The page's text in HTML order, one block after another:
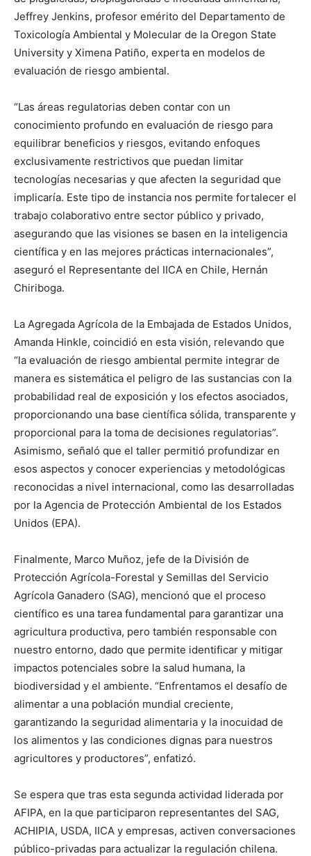
Jeffrey Jenkins, profesor emérito del Departamento de
Toxicología Ambiental y Molecular de la Oregon State
University y Ximena Patiño, experta en modelos de
evaluación de riesgo ambiental.
“Las áreas regulatorias deben contar con un
conocimiento profundo en evaluación de riesgo para
equilibrar beneficios y riesgos, evitando enfoques
exclusivamente restrictivos que puedan limitar
tecnologías necesarias y que afecten la seguridad que
implicaría. Este tipo de instancia nos permite fortalecer el
trabajo colaborativo entre sector público y privado,
asegurando que las visiones se basen en la inteligencia
científica y en las mejores prácticas internacionales”,
aseguró el Representante del IICA en Chile, Hernán
Chiriboga.
La Agregada Agrícola de la Embajada de Estados Unidos,
Amanda Hinkle, coincidió en esta visión, relevando que
“la evaluación de riesgo ambiental permite integrar de
manera es sistemática el peligro de las sustancias con la
probabilidad real de exposición y los efectos asociados,
proporcionando una base científica sólida, transparente y
proporcional para la toma de decisiones regulatorias”.
Asimismo, señaló que el taller permitió profundizar en
esos aspectos y conocer experiencias y metodológicas
reconocidas a nivel internacional, como las desarrolladas
por la Agencia de Protección Ambiental de los Estados
Unidos (EPA).
Finalmente, Marco Muñoz, jefe de la División de
Protección Agrícola-Forestal y Semillas del Servicio
Agrícola Ganadero (SAG), mencionó que el proceso
científico es una tarea fundamental para garantizar una
agricultura productiva, pero también responsable con
nuestro entorno, dado que permite identificar y mitigar
impactos potenciales sobre la salud humana, la
biodiversidad y el ambiente. “Enfrentamos el desafío de
alimentar a una población mundial creciente,
garantizando la seguridad alimentaria y la inocuidad de
los alimentos y las condiciones dignas para nuestros
agricultores y productores”, enfatizó.
Se espera que tras esta segunda actividad liderada por
AFIPA, en la que participaron representantes del SAG,
ACHIPIA, USDA, IICA y empresas, activen conversaciones
público-privadas para actualizar la regulación chilena.